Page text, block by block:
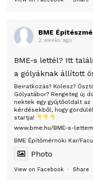
BME
2 weeks ago
BME-s lettél? Itt
a gólyáknak állított
Beiratkozás? Kolesz?
Gólyatábor? Rengeteg új
nektek egy gyűjtőoldalt
kérdésekből, hogy
startja!
www.bme.hu/BME-s-lettem
BME Építőmérnöki Kar/
Photo
View on Facebook · Share